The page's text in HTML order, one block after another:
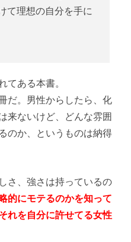
て理想の自分を手に
てある本書。
だ。男性からしたら、化
来ないけど、どんな雰囲
のか、というものは納得
さ、強さは持っているの
的にモテるのかを知って
れを自分に許せてる女性